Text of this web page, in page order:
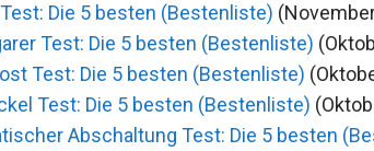
Die 5 besten (Bestenliste)
Test: Die 5 besten (Bestenliste)
Test: Die 5 besten (Bestenliste)
Test: Die 5 besten (Bestenliste)
Abschaltung Test: Die 5 besten